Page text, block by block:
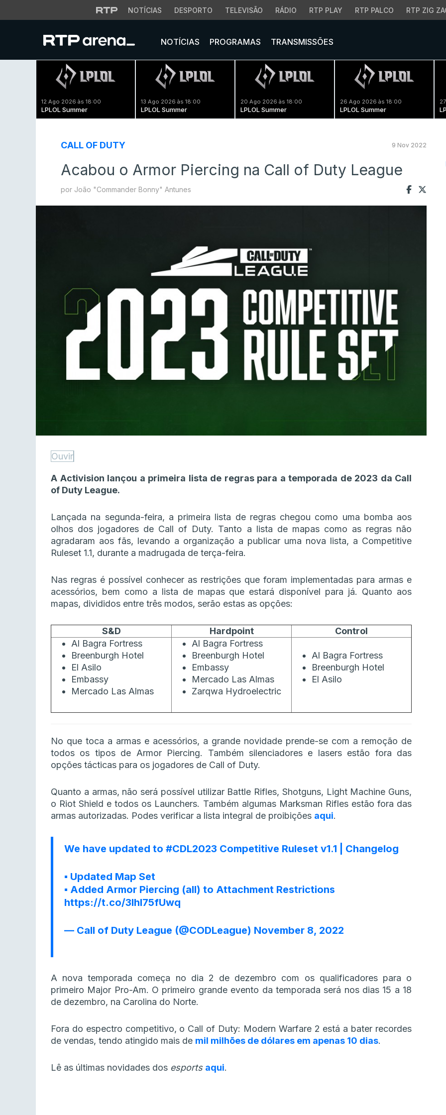
NOTÍCIAS DESPORTO TELEVISÃO RÁDIO RTP PLAY RTP PALCO RTP ZIG
NOTÍCIAS PROGRAMAS TRANSMISSÕES
12 Ago 2026 às 18:00
LPLOL Summer
13 Ago 2026 às 18:00
LPLOL Summer
20 Ago 2026 às 18:00
LPLOL Summer
26 Ago 2026 às 18:00
LPLOL Summer
CALL OF DUTY 9 Nov 2022
Acabou o Armor Piercing na Call of Duty League
por João "Commander Bonny" Antunes
Ouvir
A Activision lançou a primeira lista de regras para a temporada de 2023 da Call
of Duty League.
Lançada na segunda-feira, a primeira lista de regras chegou como uma bomba aos
olhos dos jogadores de Call of Duty. Tanto a lista de mapas como as regras não
agradaram aos fãs, levando a organização a publicar uma nova lista, a Competitive
Ruleset 1.1, durante a madrugada de terça-feira.
Nas regras é possível conhecer as restrições que foram implementadas para armas e
acessórios, bem como a lista de mapas que estará disponível para já. Quanto aos
mapas, divididos entre três modos, serão estas as opções:
S&D Hardpoint
Control
Al Bagra Fortress
Breenburgh Hotel
El Asilo
Embassy
Mercado Las Almas
Al Bagra Fortress
Breenburgh Hotel
Embassy
Mercado Las Almas
Zarqwa Hydroelectric
Al Bagra Fortress
Breenburgh Hotel
El Asilo
No que toca a armas e acessórios, a grande novidade prende-se com a remoção de
todos os tipos de Armor Piercing. Também silenciadores e lasers estão fora das
opções tácticas para os jogadores de Call of Duty.
Quanto a armas, não será possível utilizar Battle Rifles, Shotguns, Light Machine Guns,
o Riot Shield e todos os Launchers. Também algumas Marksman Rifles estão fora das
armas autorizadas. Podes verificar a lista integral de proibições aqui.
We have updated to #CDL2023 Competitive Ruleset v1.1 | Changelog
▪️ Updated Map Set
▪️ Added Armor Piercing (all) to Attachment Restrictions
https://t.co/3IhI75fUwq
— Call of Duty League (@CODLeague) November 8, 2022
A nova temporada começa no dia 2 de dezembro com os qualificadores para o
primeiro Major Pro-Am. O primeiro grande evento da temporada será nos dias 15 a 18
de dezembro, na Carolina do Norte.
Fora do espectro competitivo, o Call of Duty: Modern Warfare 2 está a bater recordes
de vendas, tendo atingido mais de mil milhões de dólares em apenas 10 dias.
Lê as últimas novidades dos esports aqui.